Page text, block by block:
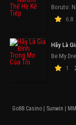
Boruto:
6.8
Hãy Là
Be My
1
Go88 Casino Sunwin